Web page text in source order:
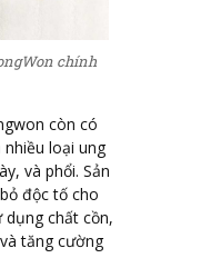
chính
còn có
loại ung
và phổi. Sản
độc tố cho
chất cồn,
tăng cường